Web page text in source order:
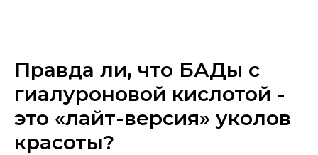
Правда ли, что БАДы с
гиалуроновой кислотой -
это «лайт-версия» уколов
красоты?